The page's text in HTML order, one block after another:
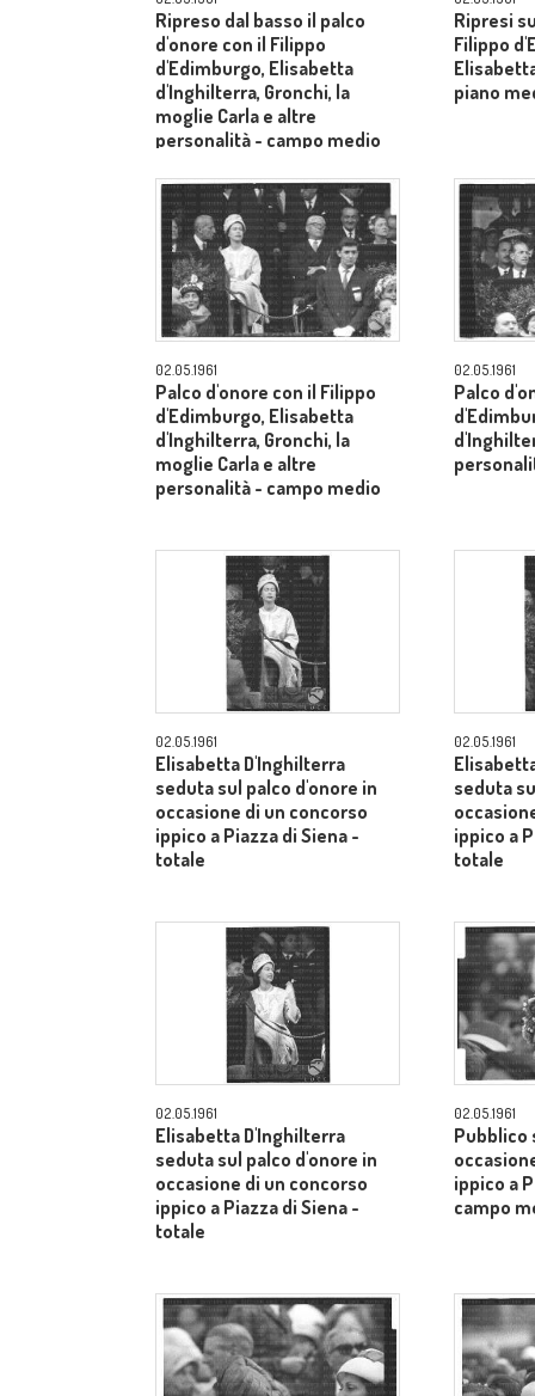
Ripreso dal basso il palco
d'onore con il Filippo
d'Edimburgo, Elisabetta
d'Inghilterra, Gronchi, la
moglie Carla e altre
personalità - campo medio
Ripresi
Filippo
piano
02.05.1961
Palco d'onore con il Filippo
d'Edimburgo, Elisabetta
d'Inghilterra, Gronchi, la
moglie Carla e altre
personalità - campo medio
02.05.1961
Palco
02.05.1961
Elisabetta D'Inghilterra
seduta sul palco d'onore in
occasione di un concorso
ippico a Piazza di Siena -
totale
02.05.1961
seduta
ippico a
totale
02.05.1961
Elisabetta D'Inghilterra
seduta sul palco d'onore in
occasione di un concorso
ippico a Piazza di Siena -
totale
02.05.1961
Pubblico
ippico a
campo